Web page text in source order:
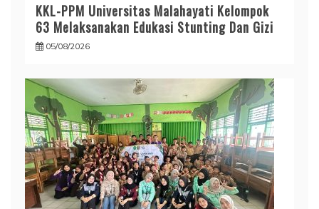
KKL-PPM Universitas Malahayati Kelompok
63 Melaksanakan Edukasi Stunting Dan Gizi
05/08/2026